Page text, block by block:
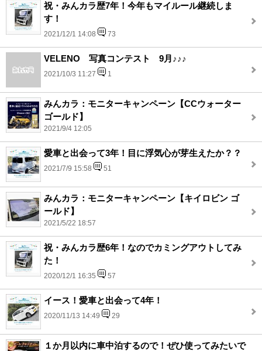
祝・みんカラ歴7年！今年もマイルール継続しま
す！
2021/12/1 14:08 73
VELENO 写真コンテスト 9月♪♪♪
2021/10/3 11:27 1
みんカラ：モニターキャンペーン【CCウォーター
ゴールド】
2021/9/4 12:05
愛車と出会って3年！目に浮気心が芽生えたか？？
2021/7/9 15:58 51
みんカラ：モニターキャンペーン【キイロビン ゴ
ールド】
2021/5/22 18:57
祝・みんカラ歴6年！なのでカミングアウトしてみ
た！
2020/12/1 16:35 57
イース！愛車と出会って4年！
2020/11/13 14:49 29
１か月以内に車中泊するので！ぜひ使ってみたいで